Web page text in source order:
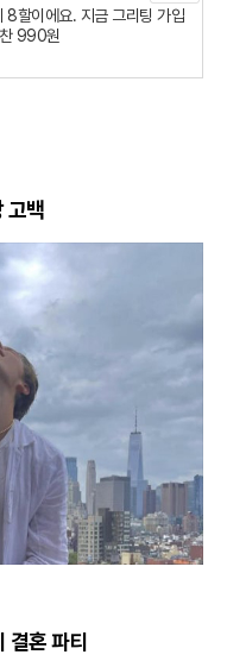
8할이에요. 지금 그리팅 가입
990원
고백
혼 파티